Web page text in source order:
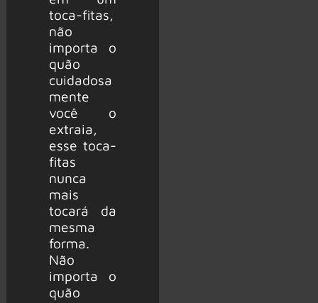
toca-fitas,
não
importa o
quão
cuidadosa
mente
você o
extraia,
esse toca-
fitas
nunca
mais
tocará da
mesma
forma.
Não
importa o
quão